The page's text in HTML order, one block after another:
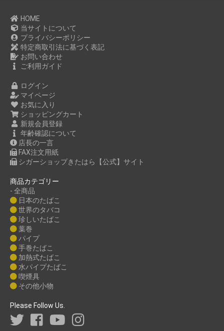
HOME
当サイトについて
プライバシーポリシー
特定商取引法に基づく表記
お問い合わせ
ご利用ガイド
ログイン
マイページ
お気に入り
ショッピングカート
新規会員登録
年齢確認について
店長の一言
FAX注文用紙
シガーショップきたはら【公式】サイト
商品カテゴリー
- 全商品
日本のたばこ
世界のタバコ
珍しいたばこ
葉巻
パイプ
手巻たばこ
加熱式たばこ
水パイプたばこ
喫煙具
その他小物
Please Follow Us.